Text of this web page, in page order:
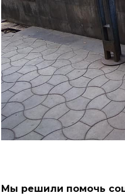
Мы решили помочь